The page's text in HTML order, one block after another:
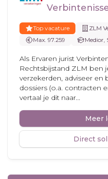
Top vacature
ZLM
Max. 97.259
Medior,
Als Ervaren jurist
Rechtsbijstand ZLM ben
verzekerden, adviseer
dossiers (o.a. contracten
vertaal je dit naar...
Meer
Direct